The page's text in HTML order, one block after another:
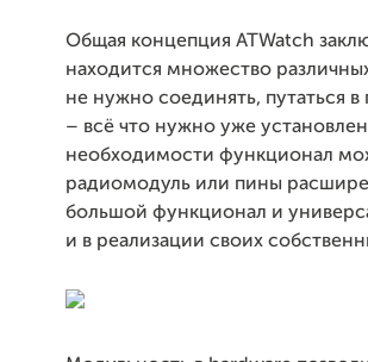
Общая концепция ATWatch
находится множество
не нужно соединять, путаться
– всё что нужно уже
необходимости функционал
радиомодуль или пины
большой функционал и
и в реализации своих